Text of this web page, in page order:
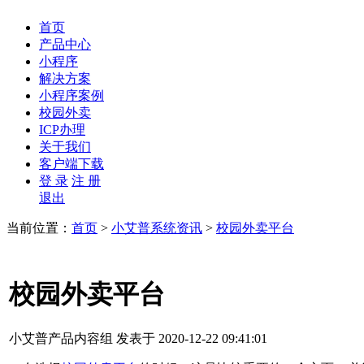
首页
产品中心
小程序
解决方案
小程序案例
校园外卖
ICP办理
关于我们
客户端下载
登 录 注 册
退出
当前位置： 首页 > 小艾普系统资讯 > 校园外卖平台
校园外卖平台
小艾普产品内容组 发表于 2020-12-22 09:41:01